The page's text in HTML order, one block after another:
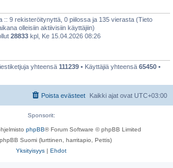
:: 9 rekisteröitynyttä, 0 piilossa ja 135 vierasta (Tieto
olleisiin aktiivisiin käyttäjiin)
28833 kpl, Ke 15.04.2026 08:26
yhteensä 111239 • Käyttäjiä yhteensä 65450 •
Kaikki ajat ovat UTC+03:00
Poista evästeet
Sponsorit:
phpBB® Forum Software © phpBB Limited
Suomi (lurttinen, harritapio, Pettis)
Yksityisyys | Ehdot